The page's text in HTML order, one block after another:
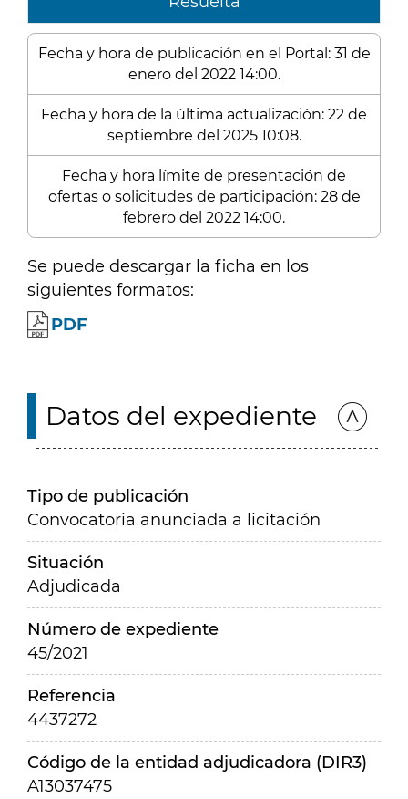
Fecha y hora de publicación en el Portal: 31 de
enero del 2022 14:00.
Fecha y hora de la última actualización: 22 de
septiembre del 2025 10:08.
Fecha y hora límite de presentación de
ofertas o solicitudes de participación: 28 de
febrero del 2022 14:00.
Se puede descargar la ficha en los
siguientes formatos:
PDF
Datos del expediente
Tipo de publicación
Convocatoria anunciada a licitación
Situación
Adjudicada
Número de expediente
45/2021
Referencia
4437272
Código de la entidad adjudicadora (DIR3)
A13037475